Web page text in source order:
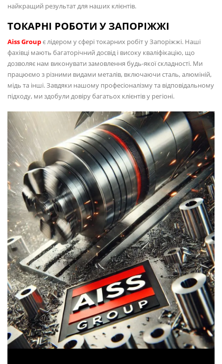
найкращий результат для наших клієнтів.
ТОКАРНІ РОБОТИ У ЗАПОРІЖЖІ
Aiss Groupє лідером у сфері токарних робіт у Запоріжжі. Наші
фахівці мають багаторічний досвід і високу кваліфікацію, що
дозволяє нам виконувати замовлення будь-якої складності. Ми
працюємо з різними видами металів, включаючи сталь, алюміній,
мідь та інші. Завдяки нашому професіоналізму та відповідальному
підходу, ми здобули довіру багатьох клієнтів у регіоні.